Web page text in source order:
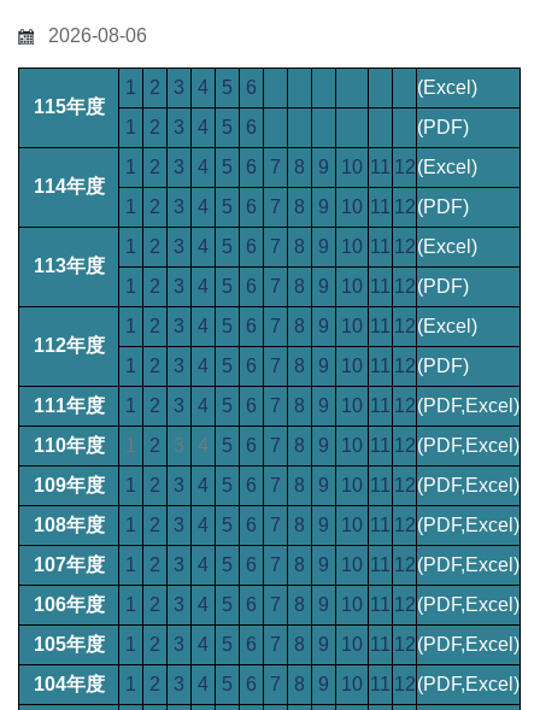
2026-08-06
115年度
1 2 3 4 5 6
(Excel)
1
2 3 4 5 6 (PDF)
114年度
1 2 3 4 5 6 7 8 9 10 11 12(Excel)
1
2 3 4 5 6 7 8 9 10 11 12(PDF)
113年度
1 2 3 4 5 6 7 8 9 10 11 12(Excel)
1
2 3 4 5 6 7 8 9 10 11 12(PDF)
112年度
1 2 3 4 5 6 7 8 9 10 11 12(Excel)
1
2 3 4 5 6 7 8 9 10 11 12(PDF)
111年度
1 2 3 4 5 6 7 8 9 10 11 12(PDF,Excel)
110年度
1 2 3 4 5 6 7 8 9 10 11 12(PDF,Excel)
109年度
1 2 3 4 5 6 7 8 9 10 11 12(PDF,Excel)
108年度
1 2 3 4 5 6 7 8 9 10 11 12(PDF,Excel)
107年度
1 2 3 4 5 6 7 8 9 10 11 12(PDF,Excel)
106年度
1 2 3 4 5 6 7 8 9 10 11 12(PDF,Excel)
105年度
1 2 3 4 5 6 7 8 9 10 11 12(PDF,Excel)
104年度
1 2 3 4 5 6 7 8 9 10 11 12(PDF,Excel)